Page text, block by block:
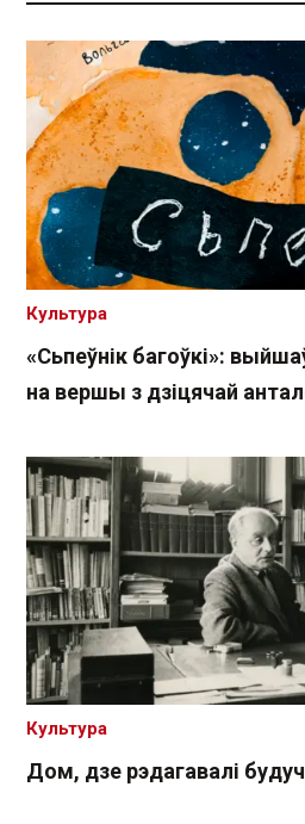
«Сьпеўнік багоўкі»:
на вершы з дзіцячай
Культура
Дом, дзе рэдагавалі
Культура